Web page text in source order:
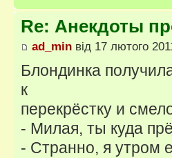
Re: Анекдоты
ad_min від 17 лютого
Блондинка
к
перекрёстку и
- Милая, ты куда
- Странно, я утром